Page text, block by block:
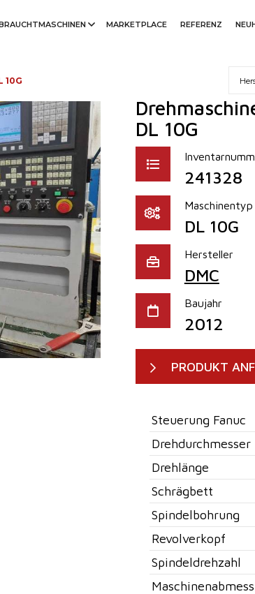
MARKETPLACE REFERENZ
10G
DL 10G
241328
Maschinentyp
DL 10G
Hersteller
DMC
Baujahr
2012
PRODUKT
Steuerung Fanuc
Drehdurchmesser
Drehlänge
Schrägbett
Spindelbohrung
Revolverkopf
Spindeldrehzahl